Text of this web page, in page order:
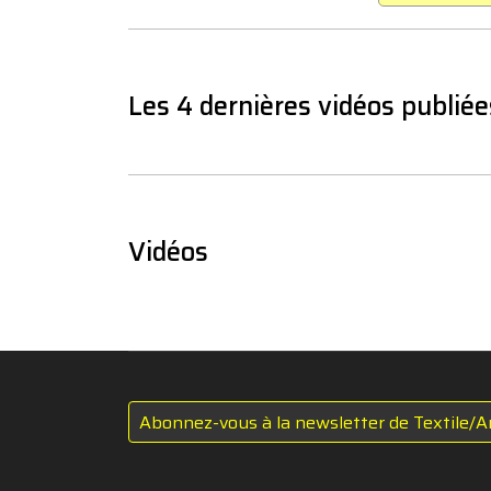
Les 4 dernières vidéos
Vidéos
Abonnez-vous à la newsletter de Textile/